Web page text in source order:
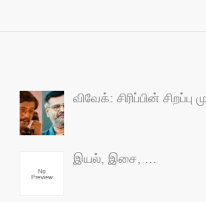
விவேக்: சிரிப்பின் சிறப்பு
இயல், இசை, …